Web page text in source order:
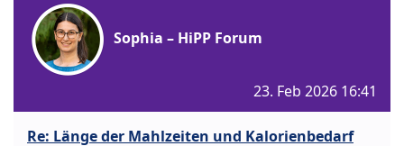
Sophia – HiPP Forum
23. Feb 2026 16:41
Re: Länge der Mahlzeiten und Kalorienbedarf